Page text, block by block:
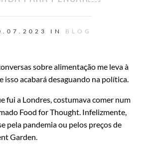
IN BLOG
sobre alimentação me leva à
isso acabará desaguando na política.
fui a Londres, costumava comer num
Food for Thought. Infelizmente,
pela pandemia ou pelos preços de
Garden.